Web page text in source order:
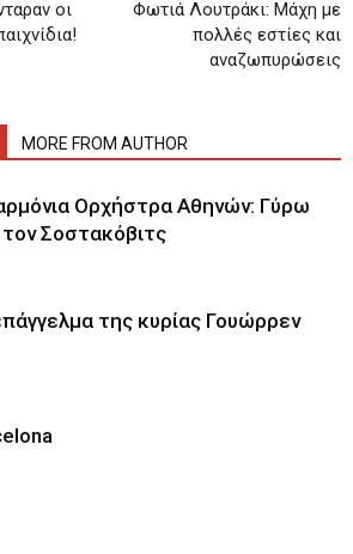
οι
Φωτιά Λουτράκι: Μάχη με
πολλές εστίες και
αναζωπυρώσεις
MORE FROM AUTHOR
Ορχήστρα Αθηνών: Γύρω
Σοστακόβιτς
της κυρίας Γουώρρεν